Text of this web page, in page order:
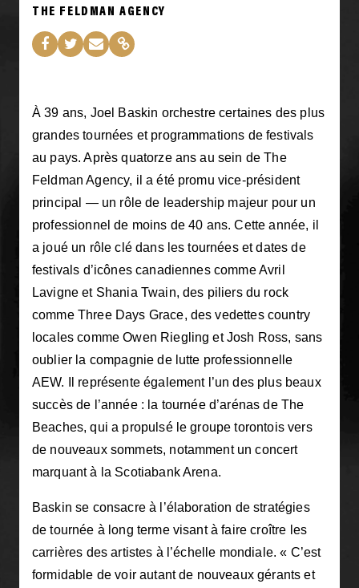
THE FELDMAN AGENCY
À 39 ans, Joel Baskin orchestre certaines des plus
grandes tournées et programmations de festivals
au pays. Après quatorze ans au sein de The
Feldman Agency, il a été promu vice-président
principal — un rôle de leadership majeur pour un
professionnel de moins de 40 ans. Cette année, il
a joué un rôle clé dans les tournées et dates de
festivals d’icônes canadiennes comme Avril
Lavigne et Shania Twain, des piliers du rock
comme Three Days Grace, des vedettes country
locales comme Owen Riegling et Josh Ross, sans
oublier la compagnie de lutte professionnelle
AEW. Il représente également l’un des plus beaux
succès de l’année : la tournée d’arénas de The
Beaches, qui a propulsé le groupe torontois vers
de nouveaux sommets, notamment un concert
marquant à la Scotiabank Arena.
Baskin se consacre à l’élaboration de stratégies
de tournée à long terme visant à faire croître les
carrières des artistes à l’échelle mondiale. « C’est
formidable de voir autant de nouveaux gérants et